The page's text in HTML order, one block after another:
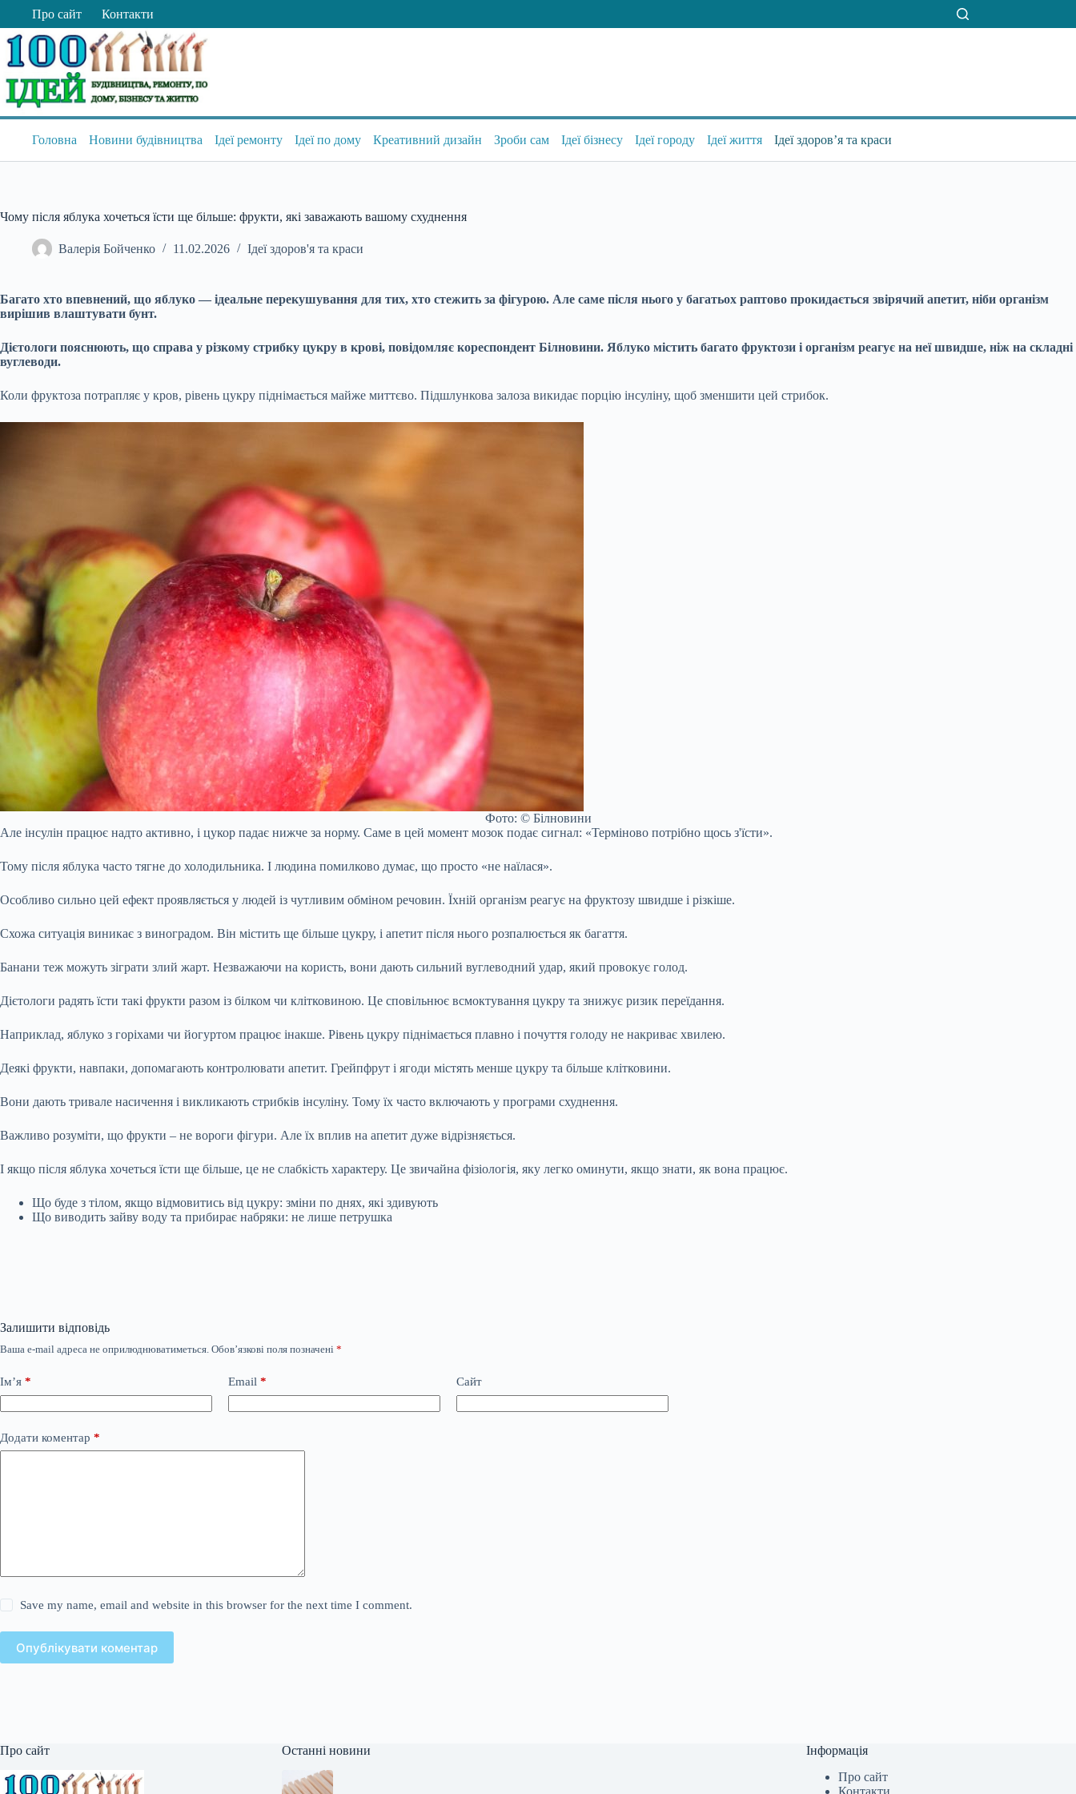
вмісту
Про сайт Контакти
Головна Новини будівництва Ідеї ремонту Ідеї по дому Креативний дизайн Зроби сам Ідеї бізнесу Ідеї городу Ідеї життя Ідеї здоров’я та краси
Чому після яблука хочеться їсти ще більше: фрукти, які заважають вашому схуднення
Валерія Бойченко 11.02.2026 Ідеї здоров'я та краси
Багато хто впевнений, що яблуко — ідеальне перекушування для тих, хто стежить за фігурою. Але саме після нього у багатьох раптово прокидається звірячий апетит, ніби організм
вирішив влаштувати бунт.
Дієтологи пояснюють, що справа у різкому стрибку цукру в крові, повідомляє кореспондент Білновини. Яблуко містить багато фруктози і організм реагує на неї швидше, ніж на складні
вуглеводи.
Коли фруктоза потрапляє у кров, рівень цукру піднімається майже миттєво. Підшлункова залоза викидає порцію інсуліну, щоб зменшити цей стрибок.
Фото: © Білновини
Але інсулін працює надто активно, і цукор падає нижче за норму. Саме в цей момент мозок подає сигнал: «Терміново потрібно щось з'їсти».
Тому після яблука часто тягне до холодильника. І людина помилково думає, що просто «не наїлася».
Особливо сильно цей ефект проявляється у людей із чутливим обміном речовин. Їхній організм реагує на фруктозу швидше і різкіше.
Схожа ситуація виникає з виноградом. Він містить ще більше цукру, і апетит після нього розпалюється як багаття.
Банани теж можуть зіграти злий жарт. Незважаючи на користь, вони дають сильний вуглеводний удар, який провокує голод.
Дієтологи радять їсти такі фрукти разом із білком чи клітковиною. Це сповільнює всмоктування цукру та знижує ризик переїдання.
Наприклад, яблуко з горіхами чи йогуртом працює інакше. Рівень цукру піднімається плавно і почуття голоду не накриває хвилею.
Деякі фрукти, навпаки, допомагають контролювати апетит. Грейпфрут і ягоди містять менше цукру та більше клітковини.
Вони дають тривале насичення і викликають стрибків інсуліну. Тому їх часто включають у програми схуднення.
Важливо розуміти, що фрукти – не вороги фігури. Але їх вплив на апетит дуже відрізняється.
І якщо після яблука хочеться їсти ще більше, це не слабкість характеру. Це звичайна фізіологія, яку легко оминути, якщо знати, як вона працює.
Що буде з тілом, якщо відмовитись від цукру: зміни по днях, які здивують
Що виводить зайву воду та прибирає набряки: не лише петрушка
Залишити відповідь
Ваша e-mail адреса не оприлюднюватиметься. Обов’язкові поля позначені *
Ім’я * Email * Сайт
Додати коментар *
Save my name, email and website in this browser for the next time I comment.
Опублікувати коментар
Про сайт Останні новини
Інформація
Про сайт
Контакти